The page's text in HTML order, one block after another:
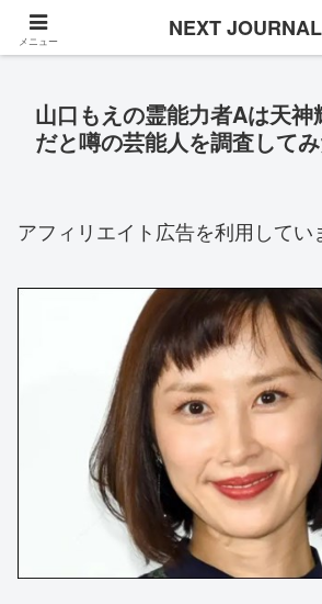
Once in a while
山口もえの霊能力者Aは天
だと噂の芸能人を調査してみ
アフィリエイト広告を利用してい
メニュー NEXT JOURNAL